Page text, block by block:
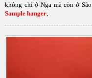
không chỉ ở Nga mà còn ở
Sample hanger